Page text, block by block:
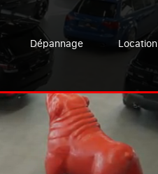
Dépannage Location